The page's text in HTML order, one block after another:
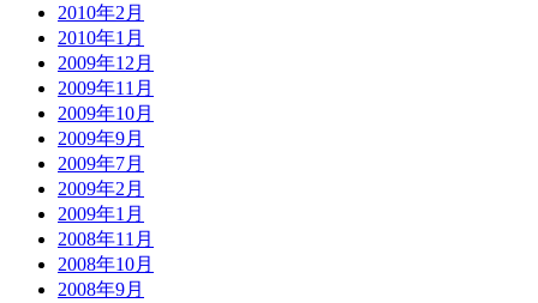
2010年2月
2010年1月
2009年12月
2009年11月
2009年10月
2009年9月
2009年7月
2009年2月
2009年1月
2008年11月
2008年10月
2008年9月